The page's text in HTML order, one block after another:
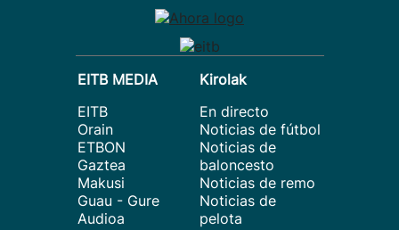
EITB MEDIA
EITB
Orain
ETBON
Gaztea
Makusi
Guau - Gure
Audioa
Kirolak
En directo
Noticias de fútbol
Noticias de
baloncesto
Noticias de remo
Noticias de
pelota